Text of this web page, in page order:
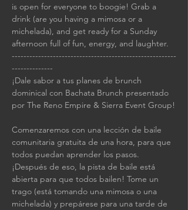
is open for everyone to boogie! Grab a
drink (are you having a mimosa or a
michelada), and get ready for a Sunday
afternoon full of fun, energy, and laughter.
--------------------------------------------------------
--------------
¡Dale sabor a tus planes de brunch
dominical con Bachata Brunch presentado
por The Reno Empire & Sierra Event Group!
Comenzaremos con una lección de baile
comunitaria gratuita de una hora, para que
todos puedan aprender los pasos.
¡Después de eso, la pista de baile está
abierta para que todos bailen! Tome un
trago (está tomando una mimosa o una
michelada) y prepárese para una tarde de